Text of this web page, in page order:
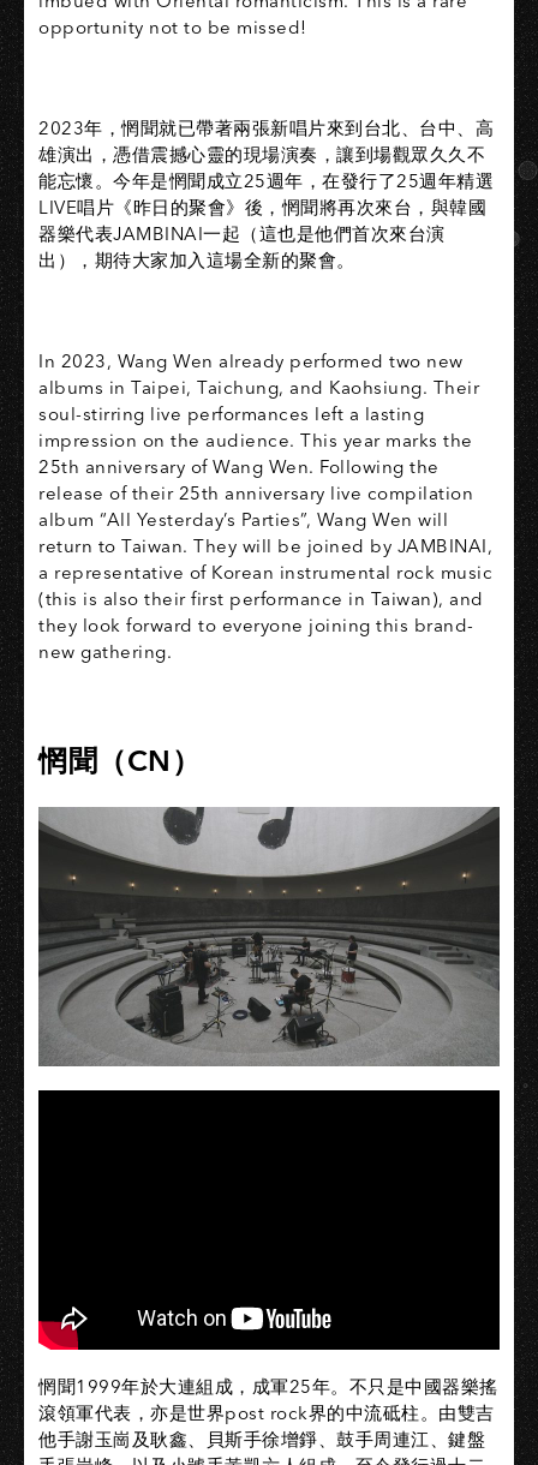
opportunity not to be missed!
2023年，惘聞就已帶著兩張新唱片來到台北、台中、高
雄演出，憑借震撼心靈的現場演奏，讓到場觀眾久久不
能忘懷。今年是惘聞成立25週年，在發行了25週年精選
LIVE唱片《昨日的聚會》後，惘聞將再次來台，與韓國
器樂代表JAMBINAI一起（這也是他們首次來台演
出），期待大家加入這場全新的聚會。
In 2023, Wang Wen already performed two new
albums in Taipei, Taichung, and Kaohsiung. Their
soul-stirring live performances left a lasting
impression on the audience. This year marks the
25th anniversary of Wang Wen. Following the
release of their 25th anniversary live compilation
album “All Yesterday’s Parties”, Wang Wen will
return to Taiwan. They will be joined by JAMBINAI,
a representative of Korean instrumental rock music
(this is also their first performance in Taiwan), and
they look forward to everyone joining this brand-
new gathering.
惘聞（CN）
惘聞1999年於大連組成，成軍25年。不只是中國器樂搖
滾領軍代表，亦是世界post rock界的中流砥柱。由雙吉
他手謝玉崗及耿鑫、貝斯手徐增錚、鼓手周連江、鍵盤